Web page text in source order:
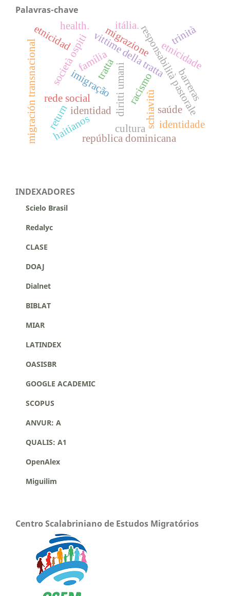
Palavras-chave
tratta
vittime della tratta
diritti umani schiavitù
responsabilità pastorale
identidade
cultura
etnicidade
imigração
família
rede social
società ospiti
etnicidad
migración transnacional identidad
haitianos
racismo
república dominicana
trinità
migrazione
saúde
return
health. itália.
barreras
INDEXADORES
Scielo Brasil
Redalyc
CLASE
DOAJ
Dialnet
BIBLAT
MIAR
LATINDEX
OASISBR
GOOGLE ACADEMIC
SCOPUS
ANVUR: A
QUALIS: A1
OpenAlex
Miguilim
Centro Scalabriniano de Estudos Migratórios